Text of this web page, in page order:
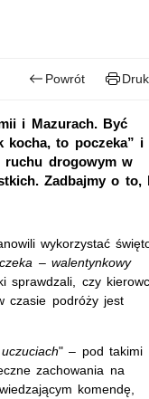
Powrót
i Mazurach. Być
kocha, to poczeka” i
ruchu drogowym w
Zadbajmy o to,
wykorzystać
– walentynkowy
sprawdzali, czy
czasie podróży jest
" – pod takimi
zachowania na
komendę,